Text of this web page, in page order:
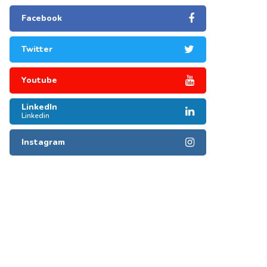
Facebook
Twitter
Youtube
LinkedIn
Linkedin
Instagram